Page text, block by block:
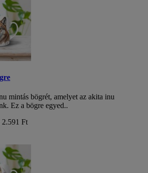
mintás bögrét, amelyet az akita inu
Ez a bögre egyed..
Ft